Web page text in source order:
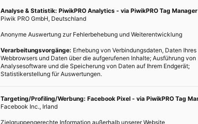
Analyse & Statistik: PiwikPRO Analytics - via PiwikPRO Tag Manager
Piwik PRO GmbH, Deutschland
Anonyme Auswertung zur Fehlerbehebung und Weiterentwicklung
Verarbeitungsvorgänge: Erhebung von Verbindungsdaten, Daten Ihres
Webbrowsers und Daten über die aufgerufenen Inhalte; Ausführung von
Analysesoftware und die Speicherung von Daten auf Ihrem Endgerät;
Statistikerstellung für Auswertungen.
Targeting/Profiling/Werbung: Facebook Pixel - via PiwikPRO Tag
Facebook Inc., Irland
Zielgruppengerechte Information außerhalb unserer Website